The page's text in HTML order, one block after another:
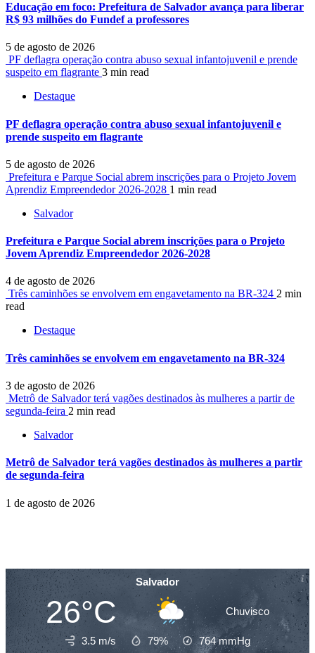
Educação em foco: Prefeitura de Salvador avança para liberar
R$ 93 milhões do Fundef a professores
5 de agosto de 2026
PF deflagra operação contra abuso sexual infantojuvenil e prende
suspeito em flagrante 3 min read
Destaque
PF deflagra operação contra abuso sexual infantojuvenil e
prende suspeito em flagrante
5 de agosto de 2026
Prefeitura e Parque Social abrem inscrições para o Projeto Jovem
Aprendiz Empreendedor 2026-2028 1 min read
Salvador
Prefeitura e Parque Social abrem inscrições para o Projeto
Jovem Aprendiz Empreendedor 2026-2028
4 de agosto de 2026
Três caminhões se envolvem em engavetamento na BR-324 2 min
read
Destaque
Três caminhões se envolvem em engavetamento na BR-324
3 de agosto de 2026
Metrô de Salvador terá vagões destinados às mulheres a partir de
segunda-feira 2 min read
Salvador
Metrô de Salvador terá vagões destinados às mulheres a partir
de segunda-feira
1 de agosto de 2026
Salvador
26°C Chuvisco
3.5 m/s 79% 764mmHg